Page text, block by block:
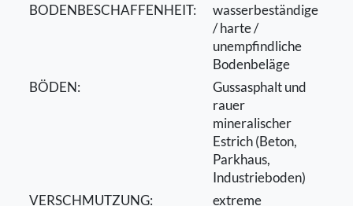
BODENBESCHAFFENHEIT:
wasserbeständige
/ harte /
unempfindliche
Bodenbeläge
BÖDEN:
Gussasphalt und
rauer
mineralischer
Estrich (Beton,
Parkhaus,
Industrieboden)
VERSCHMUTZUNG:
extreme